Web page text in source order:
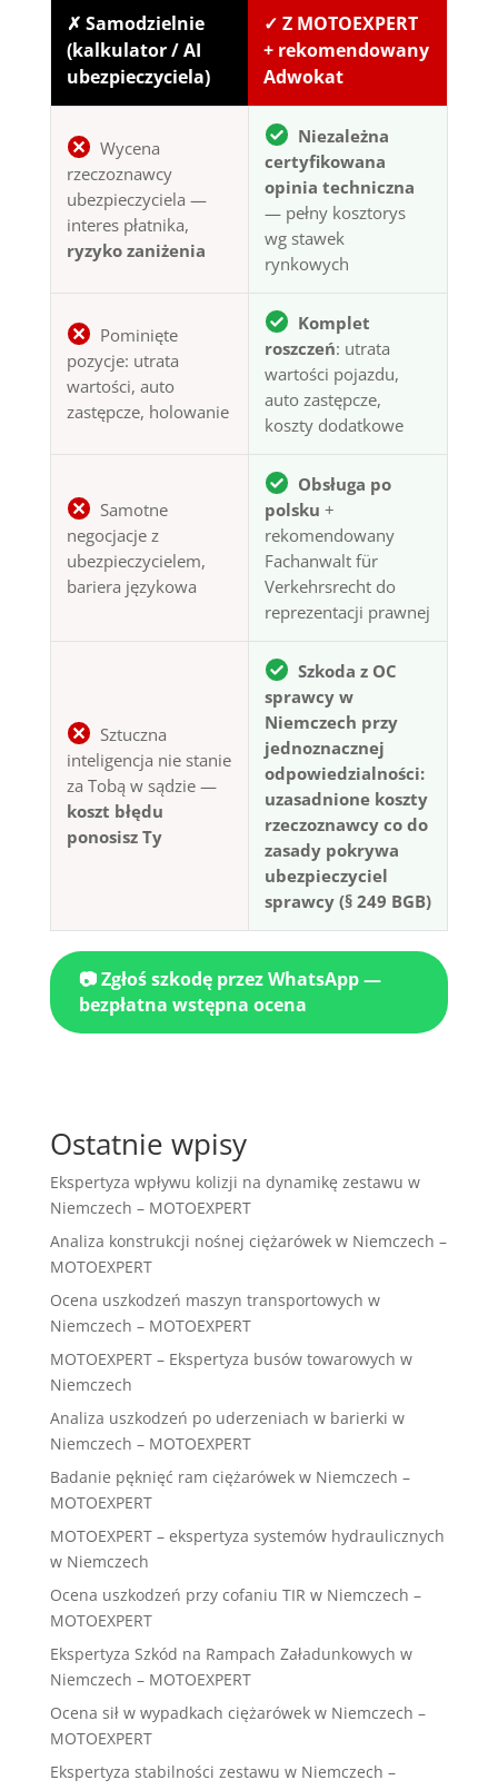
✗ Samodzielnie
(kalkulator / AI
ubezpieczyciela)
✓ Z MOTOEXPERT
+ rekomendowany
Adwokat
Wycena
rzeczoznawcy
ubezpieczyciela —
interes płatnika,
ryzyko zaniżenia
Niezależna
certyfikowana
opinia techniczna
— pełny kosztorys
wg stawek
rynkowych
Pominięte
pozycje: utrata
wartości, auto
zastępcze, holowanie
Komplet
roszczeń: utrata
wartości pojazdu,
auto zastępcze,
koszty dodatkowe
Samotne
negocjacje z
ubezpieczycielem,
bariera językowa
Obsługa po
polsku +
rekomendowany
Fachanwalt für
Verkehrsrecht do
reprezentacji prawnej
Sztuczna
inteligencja nie stanie
za Tobą w sądzie —
koszt błędu
ponosisz Ty
Szkoda z OC
sprawcy w
Niemczech przy
jednoznacznej
odpowiedzialności:
uzasadnione koszty
rzeczoznawcy co do
zasady pokrywa
ubezpieczyciel
sprawcy (§ 249 BGB)
📷 Zgłoś szkodę przez WhatsApp —
bezpłatna wstępna ocena
Ostatnie wpisy
Ekspertyza wpływu kolizji na dynamikę zestawu w
Niemczech – MOTOEXPERT
Analiza konstrukcji nośnej ciężarówek w Niemczech –
MOTOEXPERT
Ocena uszkodzeń maszyn transportowych w
Niemczech – MOTOEXPERT
MOTOEXPERT – Ekspertyza busów towarowych w
Niemczech
Analiza uszkodzeń po uderzeniach w barierki w
Niemczech – MOTOEXPERT
Badanie pęknięć ram ciężarówek w Niemczech –
MOTOEXPERT
MOTOEXPERT – ekspertyza systemów hydraulicznych
w Niemczech
Ocena uszkodzeń przy cofaniu TIR w Niemczech –
MOTOEXPERT
Ekspertyza Szkód na Rampach Załadunkowych w
Niemczech – MOTOEXPERT
Ocena sił w wypadkach ciężarówek w Niemczech –
MOTOEXPERT
Ekspertyza stabilności zestawu w Niemczech –